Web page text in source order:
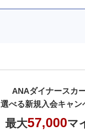
ANAダイナースカ
選べる新規入会キャン
最大57,000マ